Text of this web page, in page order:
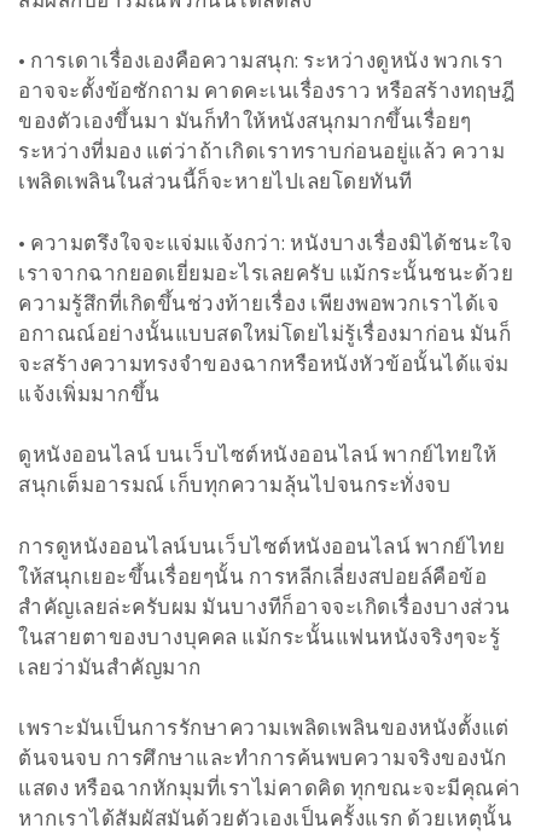
• การเดาเรื่องเองคือความสนุก: ระหว่างดูหนัง พวกเรา
อาจจะตั้งข้อซักถาม คาดคะเนเรื่องราว หรือสร้างทฤษฎี
ของตัวเองขึ้นมา มันก็ทำให้หนังสนุกมากขึ้นเรื่อยๆ
ระหว่างที่มอง แต่ว่าถ้าเกิดเราทราบก่อนอยู่แล้ว ความ
เพลิดเพลินในส่วนนี้ก็จะหายไปเลยโดยทันที
• ความตรึงใจจะแจ่มแจ้งกว่า: หนังบางเรื่องมิได้ชนะใจ
เราจากฉากยอดเยี่ยมอะไรเลยครับ แม้กระนั้นชนะด้วย
ความรู้สึกที่เกิดขึ้นช่วงท้ายเรื่อง เพียงพอพวกเราได้เจ
อกาณณ์อย่างนั้นแบบสดใหม่โดยไม่รู้เรื่องมาก่อน มันก็
จะสร้างความทรงจำของฉากหรือหนังหัวข้อนั้นได้แจ่ม
แจ้งเพิ่มมากขึ้น
ดูหนังออนไลน์ บนเว็บไซต์หนังออนไลน์ พากย์ไทยให้
สนุกเต็มอารมณ์ เก็บทุกความลุ้นไปจนกระทั่งจบ
การดูหนังออนไลน์บนเว็บไซต์หนังออนไลน์ พากย์ไทย
ให้สนุกเยอะขึ้นเรื่อยๆนั้น การหลีกเลี่ยงสปอยล์คือข้อ
สำคัญเลยล่ะครับผม มันบางทีก็อาจจะเกิดเรื่องบางส่วน
ในสายตาของบางบุคคล แม้กระนั้นแฟนหนังจริงๆจะรู้
เลยว่ามันสำคัญมาก
เพราะมันเป็นการรักษาความเพลิดเพลินของหนังตั้งแต่
ต้นจนจบ การศึกษาและทำการค้นพบความจริงของนัก
แสดง หรือฉากหักมุมที่เราไม่คาดคิด ทุกขณะจะมีคุณค่า
หากเราได้สัมผัสมันด้วยตัวเองเป็นครั้งแรก ด้วยเหตุนั้น